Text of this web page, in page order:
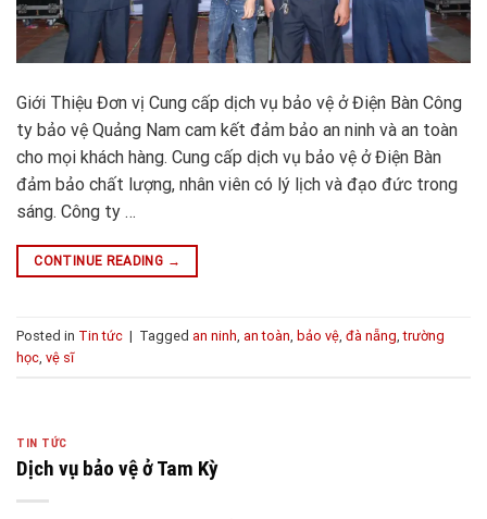
Giới Thiệu Đơn vị Cung cấp dịch vụ bảo vệ ở Điện Bàn Công
ty bảo vệ Quảng Nam cam kết đảm bảo an ninh và an toàn
cho mọi khách hàng. Cung cấp dịch vụ bảo vệ ở Điện Bàn
đảm bảo chất lượng, nhân viên có lý lịch và đạo đức trong
sáng. Công ty …
CONTINUE READING →
Posted in Tin tức | Tagged an ninh an toàn bảo vệ đà nẵng ,trường
học vệ sĩ
TIN TỨC
Dịch vụ bảo vệ ở Tam Kỳ